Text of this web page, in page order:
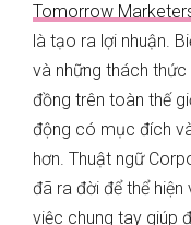
Tomorrow
là tạo ra lợi nhuận.
và những thách
đồng trên toàn thế
động có mục đích
hơn. Thuật ngữ
đã ra đời để thể
việc chung tay giúp